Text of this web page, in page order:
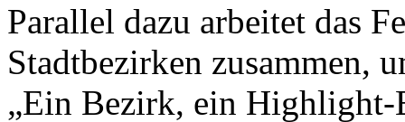
Parallel dazu arbeitet das
Stadtbezirken zusammen,
„Ein Bezirk, ein Highlight-